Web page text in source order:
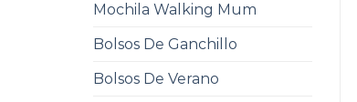
Mochila Walking Mum
Bolsos De Ganchillo
Bolsos De Verano